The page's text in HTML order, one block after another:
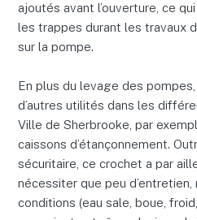
ajoutés avant l’ouverture, ce
les trappes durant les travaux
sur la pompe.
En plus du levage des
d’autres utilités dans les
Ville de Sherbrooke, par
caissons d’étançonnement.
sécuritaire, ce crochet a par
nécessiter que peu
conditions (eau sale, boue,